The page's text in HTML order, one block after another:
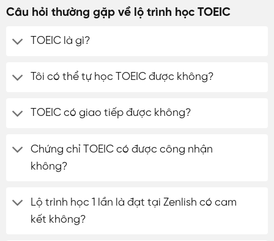
Câu hỏi thường gặp về lộ trình học TOEIC
TOEIC là gì?
Tôi có thể tự học TOEIC được không?
TOEIC có giao tiếp được không?
Chứng chỉ TOEIC có được công nhận
không?
Lộ trình học 1 lần là đạt tại Zenlish có cam
kết không?